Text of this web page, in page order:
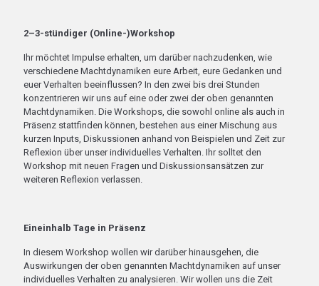
2–3-stündiger (Online-)Workshop
Ihr möchtet Impulse erhalten, um darüber nachzudenken, wie
verschiedene Machtdynamiken eure Arbeit, eure Gedanken und
euer Verhalten beeinflussen? In den zwei bis drei Stunden
konzentrieren wir uns auf eine oder zwei der oben genannten
Machtdynamiken. Die Workshops, die sowohl online als auch in
Präsenz stattfinden können, bestehen aus einer Mischung aus
kurzen Inputs, Diskussionen anhand von Beispielen und Zeit zur
Reflexion über unser individuelles Verhalten. Ihr solltet den
Workshop mit neuen Fragen und Diskussionsansätzen zur
weiteren Reflexion verlassen.
Eineinhalb Tage in Präsenz
In diesem Workshop wollen wir darüber hinausgehen, die
Auswirkungen der oben genannten Machtdynamiken auf unser
individuelles Verhalten zu analysieren. Wir wollen uns die Zeit